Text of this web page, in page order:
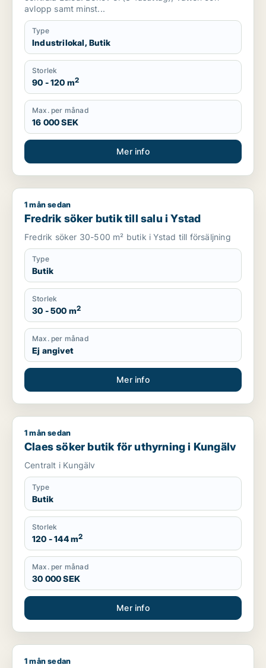
avlopp samt minst...
Type
Industrilokal, Butik
Storlek
90 - 120 m2
Max. per månad
16 000 SEK
Mer info
Fredrik söker butik till salu i Ystad
1 mån sedan
Fredrik söker butik till salu i Ystad
Fredrik söker 30-500 m² butik i Ystad till försäljning
Type
Butik
Storlek
30 - 500 m2
Max. per månad
Ej angivet
Mer info
Claes söker butik för uthyrning i Kungälv
1 mån sedan
Claes söker butik för uthyrning i Kungälv
Centralt i Kungälv
Type
Butik
Storlek
120 - 144 m2
Max. per månad
30 000 SEK
Mer info
Hans-Petter söker lager, industrilokal, butik eller garage för
1 mån sedan